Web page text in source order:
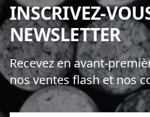
INSCRIVEZ-
NEWSLETTER
Recevez en avant-
nos ventes flash et nos